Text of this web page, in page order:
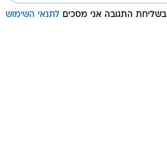
בשליחת התגובה אני מסכים לתנאי השימוש